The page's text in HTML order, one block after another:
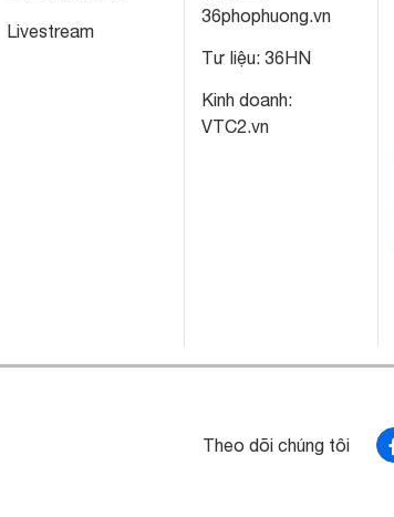
Livestream
36phophuong.vn
Tư liệu: 36HN
Kinh doanh:
VTC2.vn
Theo dõi chúng tôi